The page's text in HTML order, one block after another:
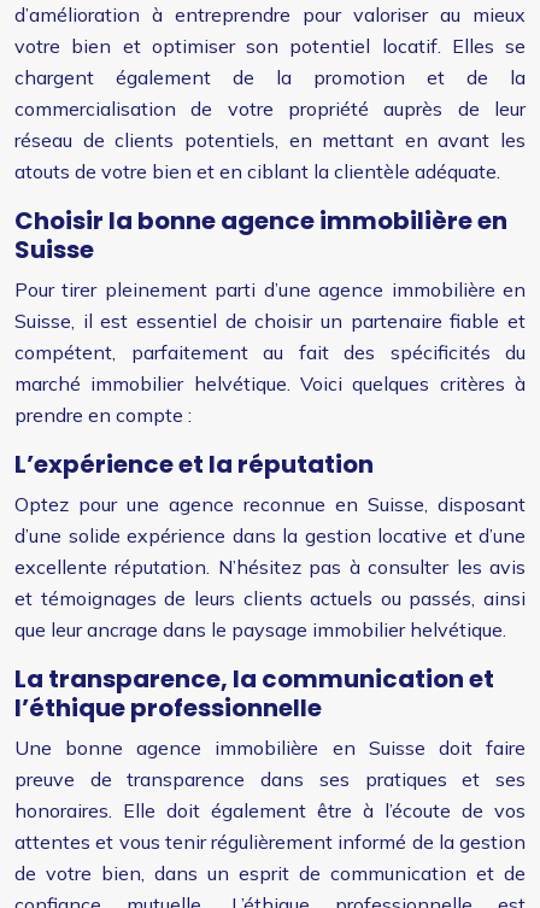
d’amélioration à entreprendre pour valoriser au mieux
votre bien et optimiser son potentiel locatif. Elles se
chargent également de la promotion et de la
commercialisation de votre propriété auprès de leur
réseau de clients potentiels, en mettant en avant les
atouts de votre bien et en ciblant la clientèle adéquate.
Choisir la bonne agence immobilière en
Suisse
Pour tirer pleinement parti d’une agence immobilière en
Suisse, il est essentiel de choisir un partenaire fiable et
compétent, parfaitement au fait des spécificités du
marché immobilier helvétique. Voici quelques critères à
prendre en compte :
L’expérience et la réputation
Optez pour une agence reconnue en Suisse, disposant
d’une solide expérience dans la gestion locative et d’une
excellente réputation. N’hésitez pas à consulter les avis
et témoignages de leurs clients actuels ou passés, ainsi
que leur ancrage dans le paysage immobilier helvétique.
La transparence, la communication et
l’éthique professionnelle
Une bonne agence immobilière en Suisse doit faire
preuve de transparence dans ses pratiques et ses
honoraires. Elle doit également être à l’écoute de vos
attentes et vous tenir régulièrement informé de la gestion
de votre bien, dans un esprit de communication et de